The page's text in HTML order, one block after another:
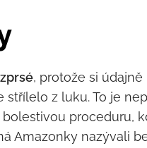
, protože si
střílelo z luku. To je
proceduru,
Amazonky nazývali